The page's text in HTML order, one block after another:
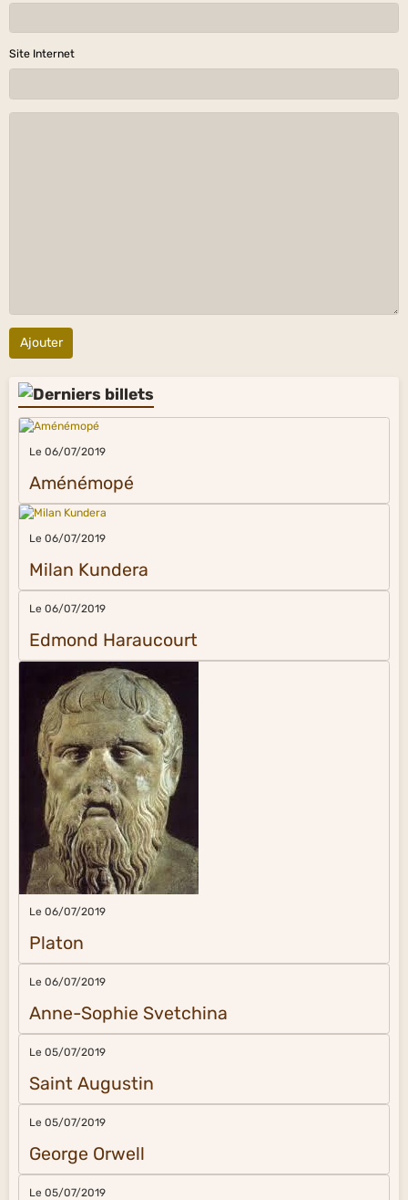
Site Internet
Ajouter
Le 06/07/2019
Aménémopé
Le 06/07/2019
Milan Kundera
Le 06/07/2019
Edmond Haraucourt
Le 06/07/2019
Platon
Le 06/07/2019
Anne-Sophie Svetchina
Le 05/07/2019
Saint Augustin
Le 05/07/2019
George Orwell
Le 05/07/2019